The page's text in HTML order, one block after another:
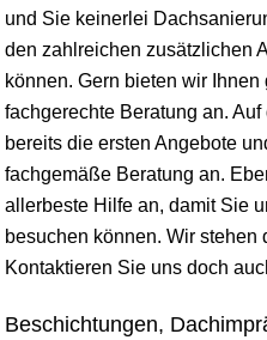
und Sie keinerlei
den zahlreichen zusätzlichen
können. Gern bieten wir
fachgerechte Beratung an.
bereits die ersten Angebote
fachgemäße Beratung an.
allerbeste Hilfe an, damit Sie
besuchen können. Wir stehen
Kontaktieren Sie uns doch
Beschichtungen,